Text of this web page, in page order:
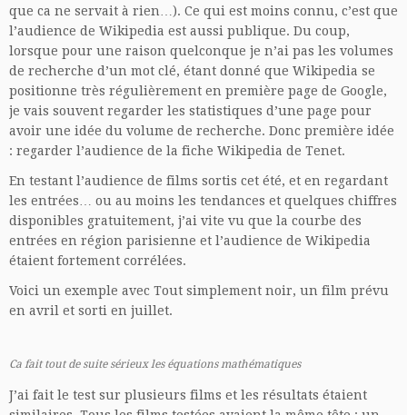
que ca ne servait à rien…). Ce qui est moins connu, c’est que
l’audience de Wikipedia est aussi publique. Du coup,
lorsque pour une raison quelconque je n’ai pas les volumes
de recherche d’un mot clé, étant donné que Wikipedia se
positionne très régulièrement en première page de Google,
je vais souvent regarder les statistiques d’une page pour
avoir une idée du volume de recherche. Donc première idée
: regarder l’audience de la fiche Wikipedia de Tenet.
En testant l’audience de films sortis cet été, et en regardant
les entrées… ou au moins les tendances et quelques chiffres
disponibles gratuitement, j’ai vite vu que la courbe des
entrées en région parisienne et l’audience de Wikipedia
étaient fortement corrélées.
Voici un exemple avec Tout simplement noir, un film prévu
en avril et sorti en juillet.
Ca fait tout de suite sérieux les équations mathématiques
J’ai fait le test sur plusieurs films et les résultats étaient